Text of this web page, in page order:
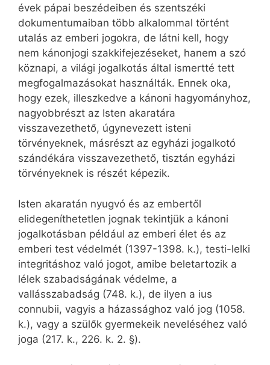
évek pápai beszédeiben és szentszéki
dokumentumaiban több alkalommal történt
utalás az emberi jogokra, de látni kell, hogy
nem kánonjogi szakkifejezéseket, hanem a szó
köznapi, a világi jogalkotás által ismertté tett
megfogalmazásokat használták. Ennek oka,
hogy ezek, illeszkedve a kánoni hagyományhoz,
nagyobbrészt az Isten akaratára
visszavezethető, úgynevezett isteni
törvényeknek, másrészt az egyházi jogalkotó
szándékára visszavezethető, tisztán egyházi
törvényeknek is részét képezik.
Isten akaratán nyugvó és az embertől
elidegeníthetetlen jognak tekintjük a kánoni
jogalkotásban például az emberi élet és az
emberi test védelmét (1397-1398. k.), testi-lelki
integritáshoz való jogot, amibe beletartozik a
lélek szabadságának védelme, a
vallásszabadság (748. k.), de ilyen a ius
connubii, vagyis a házassághoz való jog (1058.
k.), vagy a szülők gyermekeik neveléséhez való
joga (217. k., 226. k. 2. §).